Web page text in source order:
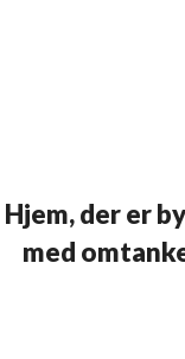
Hjem, der er
med